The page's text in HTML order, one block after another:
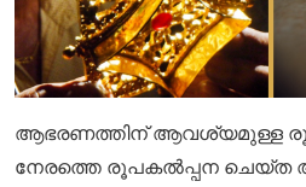
ആഭരണത്തിന് ആവശ്യമുള്ള
നേരത്തെ രൂപകൽപ്പന ചെയ്‌ത